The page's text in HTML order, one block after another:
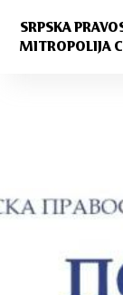
SRPSKA
MITROPOLIJA